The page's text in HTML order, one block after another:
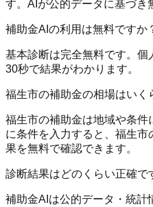
す。AIが公的データに基づき
補助金AIの利用は無料ですか
基本診断は完全無料です。
30秒で結果がわかります。
福生市の補助金の相場はいく
福生市の補助金は地域や条件
に条件を入力すると、福生
果を無料で確認できます。
診断結果はどのくらい正確で
補助金AIは公的データ・統計